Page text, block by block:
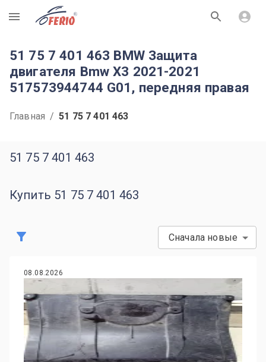
R
51 75 7 401 463 BMW Защита
двигателя Bmw X3 2021-2021
517573944744 G01, передняя правая
Главная / 51 75 7 401 463
51 75 7 401 463
Купить 51 75 7 401 463
Сначала новые
08.08.2026